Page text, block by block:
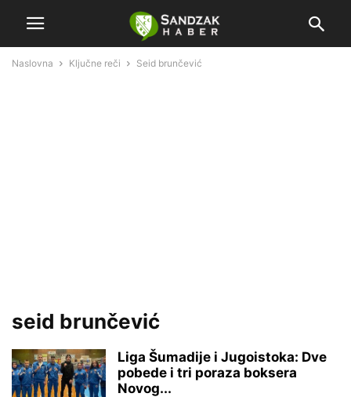
Naslovna Ključne reči Seid brunčević
seid brunčević
Liga Šumadije i Jugoistoka: Dve
pobede i tri poraza boksera
Novog...